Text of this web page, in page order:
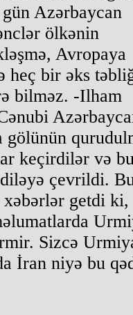
Azərbaycan
ölkənin
Avropaya
heç bir əks
bilməz. -Ilham
gölünün
keçirdilər və
çevrildi.
xəbərlər getdi
Sizcə
İran niyə bu